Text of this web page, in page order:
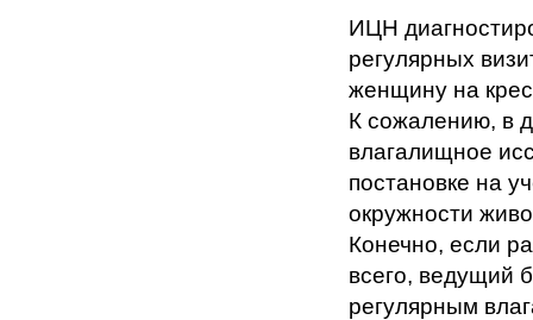
ИЦН
регулярных
женщину на
К сожалению, в
влагалищное
постановке на
окружности
Конечно, если
всего, ведущий
регулярным